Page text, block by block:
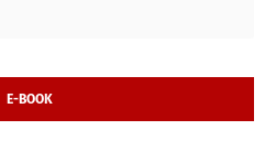
E-BOOK